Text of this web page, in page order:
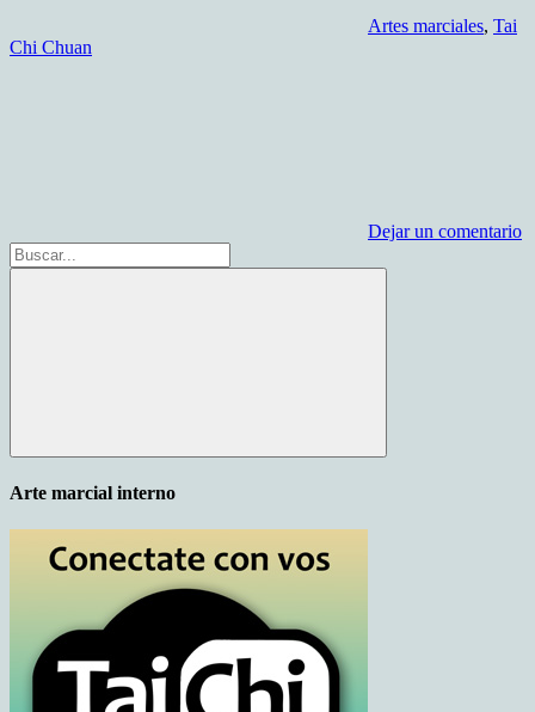
Artes marciales, Tai
Chi Chuan
Dejar un comentario
Buscar:
Buscar
Arte marcial interno